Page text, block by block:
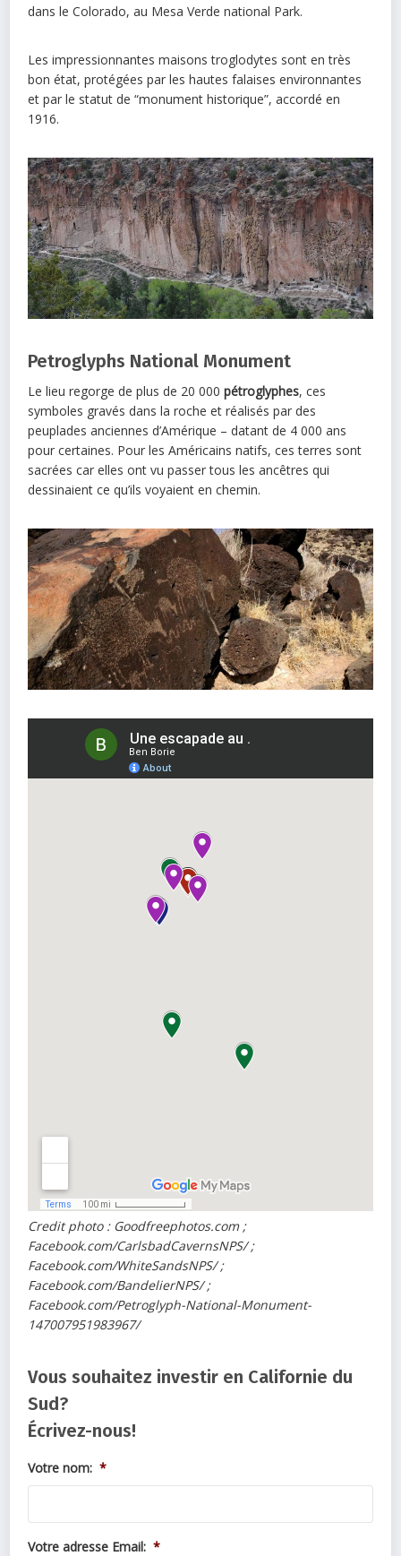
dans le Colorado, au Mesa Verde national Park.
Les impressionnantes maisons troglodytes sont en très
bon état, protégées par les hautes falaises environnantes
et par le statut de “monument historique”, accordé en
1916.
Petroglyphs National Monument
Le lieu regorge de plus de 20 000pétroglyphes, ces
symboles gravés dans la roche et réalisés par des
peuplades anciennes d’Amérique – datant de 4 000 ans
pour certaines. Pour les Américains natifs, ces terres sont
sacrées car elles ont vu passer tous les ancêtres qui
dessinaient ce qu’ils voyaient en chemin.
Credit photo : Goodfreephotos.com ;
Facebook.com/CarlsbadCavernsNPS/ ;
Facebook.com/WhiteSandsNPS/ ;
Facebook.com/BandelierNPS/ ;
Facebook.com/Petroglyph-National-Monument-
147007951983967/
Vous souhaitez investir en Californie du
Sud?
Écrivez-nous!
Votre nom: *
Votre adresse Email: *